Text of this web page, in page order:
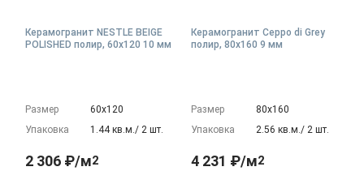
Керамогранит NESTLE BEIGE
POLISHED полир, 60x120 10 мм
Размер
60х120
Упаковка
1.44 кв.м./ 2 шт.
2 306 ₽/м2
Керамогранит Ceppo di Grey
полир, 80x160 9 мм
Размер
80х160
Упаковка
2.56 кв.м./ 2 шт.
4 231 ₽/м2